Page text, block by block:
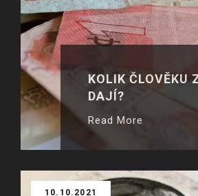
KOLIK ČLOVĚKU
DAJÍ?
Read More
10.10.2021